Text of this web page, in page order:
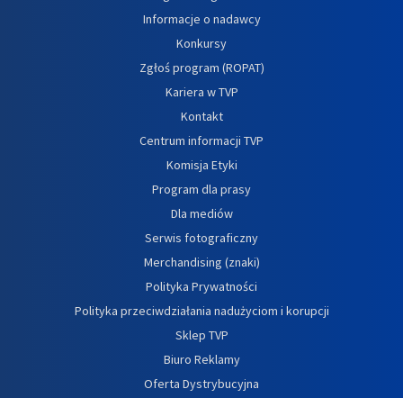
Informacje o nadawcy
Konkursy
Zgłoś program (ROPAT)
Kariera w TVP
Kontakt
Centrum informacji TVP
Komisja Etyki
Program dla prasy
Dla mediów
Serwis fotograficzny
Merchandising (znaki)
Polityka Prywatności
Polityka przeciwdziałania nadużyciom i korupcji
Sklep TVP
Biuro Reklamy
Oferta Dystrybucyjna